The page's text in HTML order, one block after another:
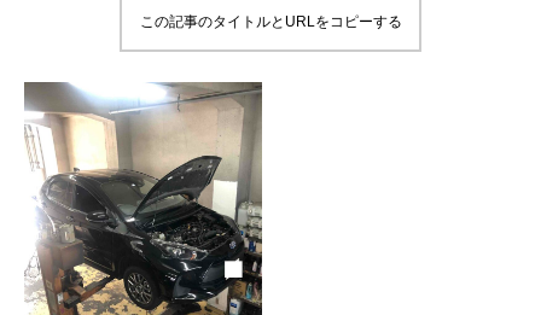
この記事のタイトルとURLをコピーする